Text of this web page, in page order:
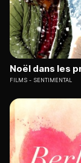
Noël dans les
FILMS SENTIMENTAL